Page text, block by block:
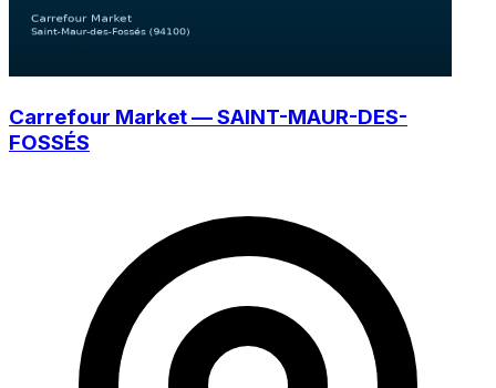
Carrefour Market — SAINT-MAUR-DES-
FOSSÉS